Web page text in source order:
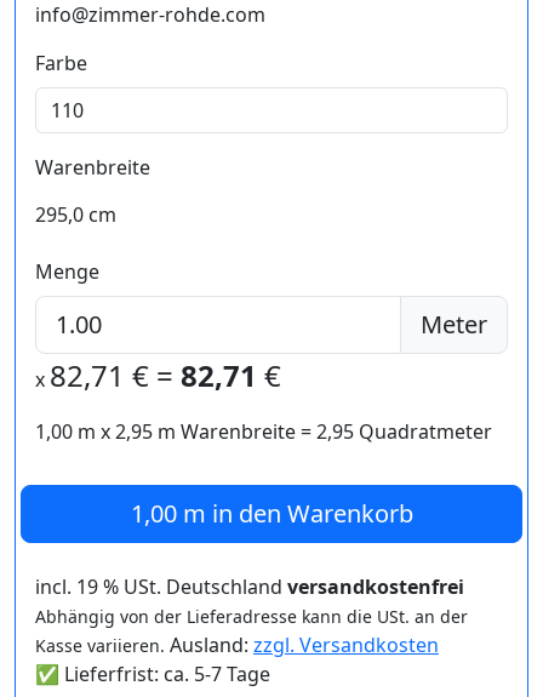
info@zimmer-rohde.com
Farbe
Warenbreite
295,0 cm
Menge
Meter
x 82,71 € = 82,71 €
1,00 m x2,95 m Warenbreite =2,95 Quadratmeter
1,00 m in den Warenkorb
incl. 19 % USt. Deutschland versandkostenfrei
Abhängig von der Lieferadresse kann die USt. an der
Kasse variieren. Ausland: zzgl. Versandkosten
✅ Lieferfrist: ca. 5-7 Tage